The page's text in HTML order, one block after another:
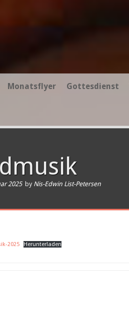
Monatsflyer Gottesdienst
2025 by Nis-Edwin List-Petersen
2025 Herunterladen